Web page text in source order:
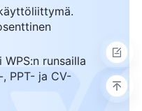
runsailla
PPT- ja CV-